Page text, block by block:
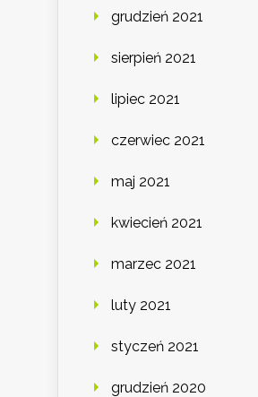
grudzień 2021
sierpień 2021
lipiec 2021
czerwiec 2021
maj 2021
kwiecień 2021
marzec 2021
luty 2021
styczeń 2021
grudzień 2020